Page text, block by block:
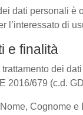
dati personali
l’interessato di
e finalità
dei
2016/679 (c.d.
Cognome